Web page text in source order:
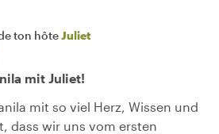
ton hôteJuliet
mit Juliet!
mit so viel Herz, Wissen und
dass wir uns vom ersten